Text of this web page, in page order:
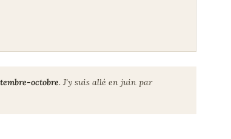
octobre. J'y suis allé en juin par